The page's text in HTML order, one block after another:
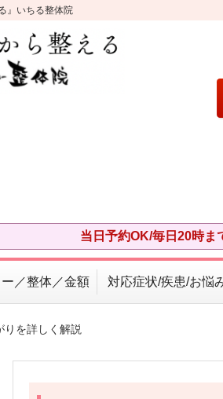
』いちる整体院
当日予約OK/毎日20時ま
ー／整体／金額 対応症状/疾患/お悩
を詳しく解説